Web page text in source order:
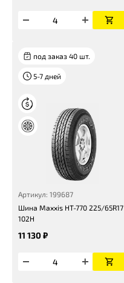
под заказ 40 шт.
5-7 дней
Артикул: 199687
Шина Maxxis НТ-770 225/65R17
102H
11 130 ₽